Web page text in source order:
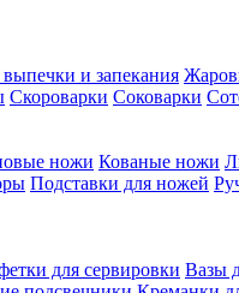
и запекания
Скороварки Соковарки
ножи Кованые ножи
Подставки для ножей
для сервировки Вазы